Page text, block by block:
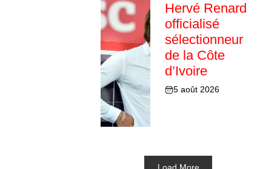
Hervé Renard
officialisé
sélectionneur
de la Côte
d’Ivoire
5 août 2026